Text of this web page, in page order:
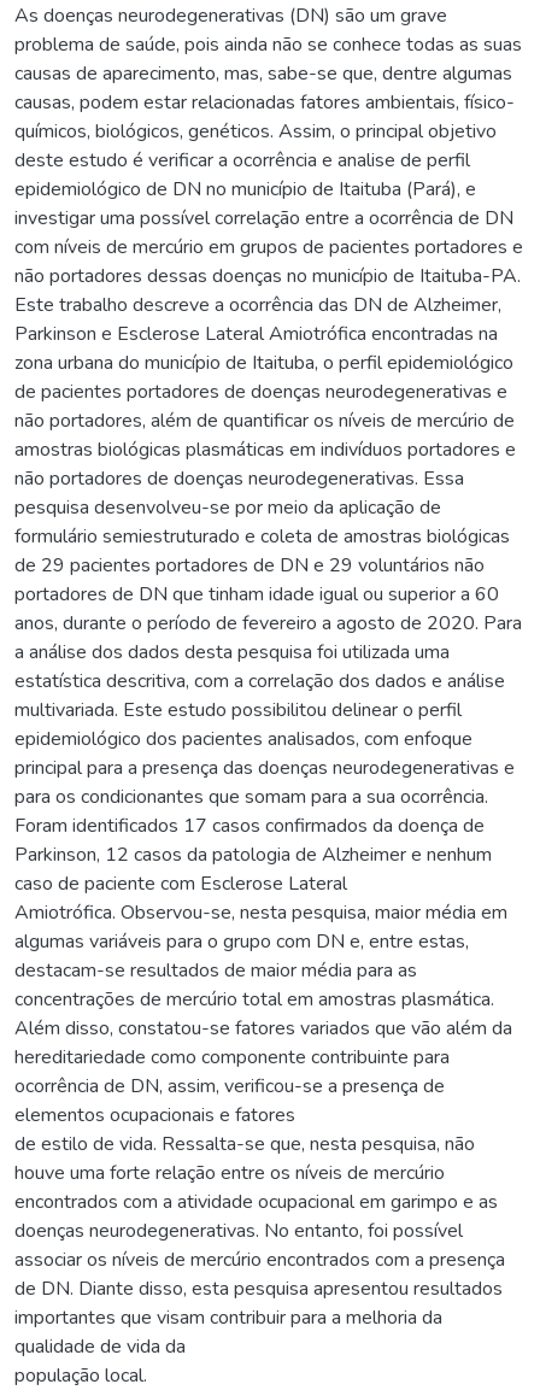
As doenças neurodegenerativas (DN) são um grave
problema de saúde, pois ainda não se conhece todas as suas
causas de aparecimento, mas, sabe-se que, dentre algumas
causas, podem estar relacionadas fatores ambientais, físico-
químicos, biológicos, genéticos. Assim, o principal objetivo
deste estudo é verificar a ocorrência e analise de perfil
epidemiológico de DN no município de Itaituba (Pará), e
investigar uma possível correlação entre a ocorrência de DN
com níveis de mercúrio em grupos de pacientes portadores e
não portadores dessas doenças no município de Itaituba-PA.
Este trabalho descreve a ocorrência das DN de Alzheimer,
Parkinson e Esclerose Lateral Amiotrófica encontradas na
zona urbana do município de Itaituba, o perfil epidemiológico
de pacientes portadores de doenças neurodegenerativas e
não portadores, além de quantificar os níveis de mercúrio de
amostras biológicas plasmáticas em indivíduos portadores e
não portadores de doenças neurodegenerativas. Essa
pesquisa desenvolveu-se por meio da aplicação de
formulário semiestruturado e coleta de amostras biológicas
de 29 pacientes portadores de DN e 29 voluntários não
portadores de DN que tinham idade igual ou superior a 60
anos, durante o período de fevereiro a agosto de 2020. Para
a análise dos dados desta pesquisa foi utilizada uma
estatística descritiva, com a correlação dos dados e análise
multivariada. Este estudo possibilitou delinear o perfil
epidemiológico dos pacientes analisados, com enfoque
principal para a presença das doenças neurodegenerativas e
para os condicionantes que somam para a sua ocorrência.
Foram identificados 17 casos confirmados da doença de
Parkinson, 12 casos da patologia de Alzheimer e nenhum
caso de paciente com Esclerose Lateral
Amiotrófica. Observou-se, nesta pesquisa, maior média em
algumas variáveis para o grupo com DN e, entre estas,
destacam-se resultados de maior média para as
concentrações de mercúrio total em amostras plasmática.
Além disso, constatou-se fatores variados que vão além da
hereditariedade como componente contribuinte para
ocorrência de DN, assim, verificou-se a presença de
elementos ocupacionais e fatores
de estilo de vida. Ressalta-se que, nesta pesquisa, não
houve uma forte relação entre os níveis de mercúrio
encontrados com a atividade ocupacional em garimpo e as
doenças neurodegenerativas. No entanto, foi possível
associar os níveis de mercúrio encontrados com a presença
de DN. Diante disso, esta pesquisa apresentou resultados
importantes que visam contribuir para a melhoria da
qualidade de vida da
população local.